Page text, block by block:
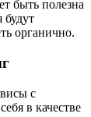
быть полезна
будут
органично.
с
в качестве